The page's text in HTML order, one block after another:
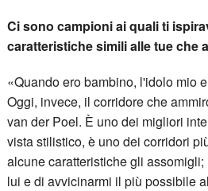
Ci sono campioni ai quali ti
caratteristiche simili alle tue che
«Quando ero bambino, l'idolo mio
Oggi, invece, il corridore che
van der Poel. È uno dei migliori
vista stilistico, è uno dei corridori
alcune caratteristiche gli
lui e di avvicinarmi il più possibile